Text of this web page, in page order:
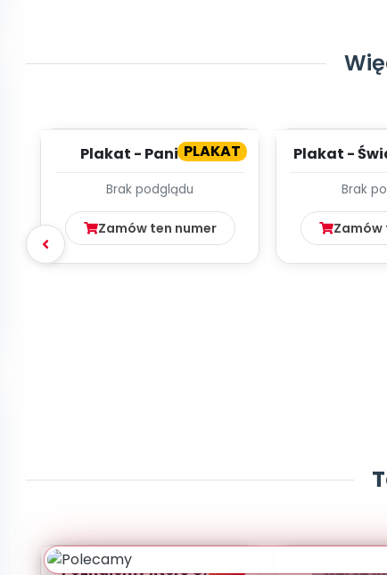
PLAKAT
Plakat - Pani Zima
Brak podglądu
Zamów ten numer
Plakat -
Brak
Zamów
Poznajemy literę C, cz. 1
Karta